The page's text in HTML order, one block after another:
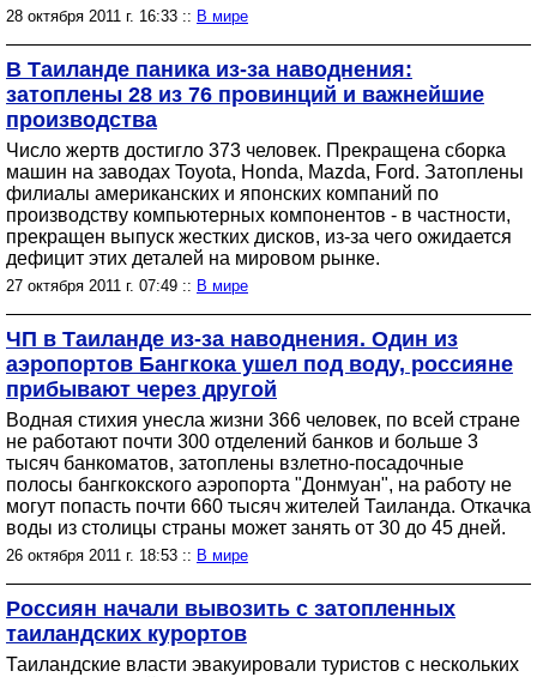
28 октября 2011 г. 16:33 :: В мире
В Таиланде паника из-за наводнения:
затоплены 28 из 76 провинций и важнейшие
производства
Число жертв достигло 373 человек. Прекращена сборка
машин на заводах Toyota, Honda, Mazda, Ford. Затоплены
филиалы американских и японских компаний по
производству компьютерных компонентов - в частности,
прекращен выпуск жестких дисков, из-за чего ожидается
дефицит этих деталей на мировом рынке.
27 октября 2011 г. 07:49 :: В мире
ЧП в Таиланде из-за наводнения. Один из
аэропортов Бангкока ушел под воду, россияне
прибывают через другой
Водная стихия унесла жизни 366 человек, по всей стране
не работают почти 300 отделений банков и больше 3
тысяч банкоматов, затоплены взлетно-посадочные
полосы бангкокского аэропорта "Донмуан", на работу не
могут попасть почти 660 тысяч жителей Таиланда. Откачка
воды из столицы страны может занять от 30 до 45 дней.
26 октября 2011 г. 18:53 :: В мире
Россиян начали вывозить с затопленных
таиландских курортов
Таиландские власти эвакуировали туристов с нескольких